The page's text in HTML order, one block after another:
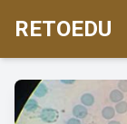
RETOEDU